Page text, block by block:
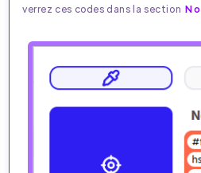
verrez ces codes dans la section